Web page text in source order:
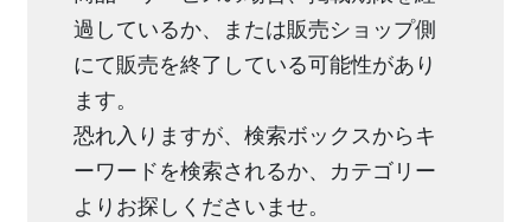
過しているか、または販売ショップ側
にて販売を終了している可能性があり
ます。
恐れ入りますが、検索ボックスからキ
ーワードを検索されるか、カテゴリー
よりお探しくださいませ。